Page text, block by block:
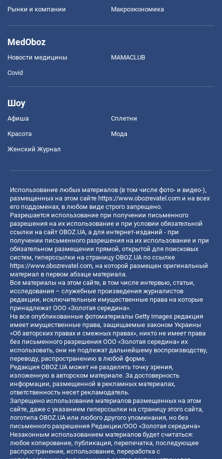
Рынки и компании Mакроэкономика
MedOboz
Новости медицины MAMACLUB
Covid
Шоу
Афиша Сплетни
Красота Мода
Женский Журнал
Использование любых материалов (в том числе фото- и видео-),
размещенных на этом сайте https://www.obozrevatel.com и на всех
его поддоменах, в любом виде строго запрещено.
Разрешается использование при получении письменного
разрешения на их использование и при условии обязательной
ссылки на сайт OBOZ.UA, а для интернет-изданий - при
получении письменного разрешения на их использование и при
обязательном размещении прямой, открытой для поисковых
систем, гиперссылки на страницу OBOZ.UA по ссылке
https://www.obozrevatel.com, на которой размещен оригинальный
материал в первом абзаце материала.
Все материалы на этом сайте, в том числе интервью, статьи,
исследования – служебные произведения журналистов
редакции, исключительные имущественные права на которые
принадлежат ООО «Золотая середина».
На все опубликованные фотоматериалы Getty Images редакция
имеет имущественные права, защищаемые законом Украины
«Об авторских правах и смежных правах», никто не имеет права
без письменного разрешения ООО «Золотая середина» их
использовать, они не подлежат дальнейшему воспроизводству,
переводу, распространению в любой форме.
Редакция OBOZ.UA может не разделять точку зрения,
изложенную в авторском материале. За достоверность
информации, размещенной в рекламных материалах,
ответственность несет рекламодатель.
Запрещено использование материалов размещенных на этом
сайте, даже с указанием гиперссылки на страницу этого сайта,
логотипа OBOZ.UA или любого другого упоминания, но без
письменного разрешения Редакции/ООО «Золотая середина»
Незаконным использованием материалов будет считаться:
любое копирование, публикация, перепечатка, последующее
распространение, использование, переработка с